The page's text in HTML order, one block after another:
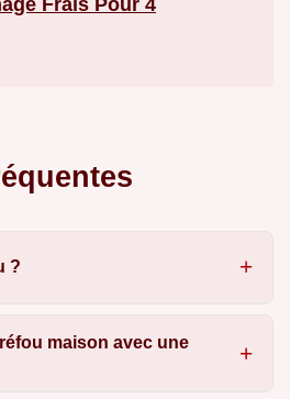
Frais Pour 4
?
maison avec une